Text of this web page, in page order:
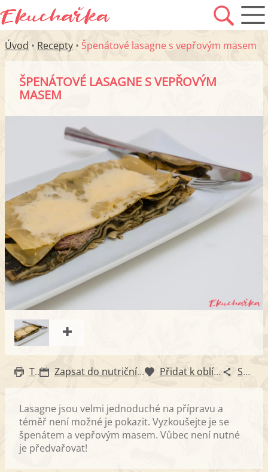
Úvod • Recepty • Špenátové lasagne s vepřovým masem
ŠPENÁTOVÉ LASAGNE S VEPŘOVÝM
MASEM
Tisk Zapsat do nutričního diáře Přidat k oblíbeným Sdílet
Lasagne jsou velmi jednoduché na přípravu a
téměř není možné je pokazit. Vyzkoušejte je se
špenátem a vepřovým masem. Vůbec není nutné
je předvařovat!